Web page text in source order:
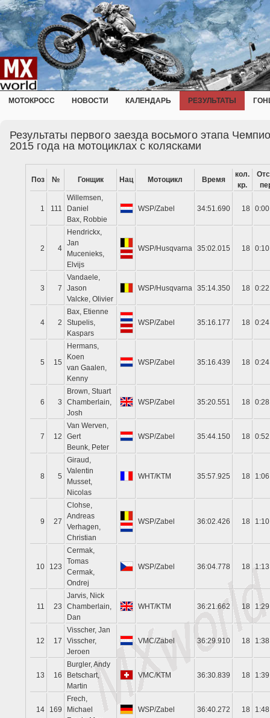
МОТОКРОСС НОВОСТИ КАЛЕНДАРЬ РЕЗУЛЬТАТЫ
Результаты первого заезда восьмого этапа
2015 года на мотоциклах с колясками
Поз № Гонщик Нац Мотоцикл Время
кол.
кр.
1 111
Willemsen,
Daniel
Bax, Robbie
WSP/Zabel 34:51.690 18
2 4
Hendrickx,
Jan
Mucenieks,
Elvijs
WSP/Husqvarna 35:02.015 18
3 7
Vandaele,
Jason
Valcke, Olivier
WSP/Husqvarna 35:14.350 18
4 2
Bax, Etienne
Stupelis,
Kaspars
WSP/Zabel 35:16.177 18
5 15
Hermans,
Koen
van Gaalen,
Kenny
WSP/Zabel 35:16.439 18
6 3
Brown, Stuart
Chamberlain,
Josh
WSP/Zabel 35:20.551 18
7 12
Van Werven,
Gert
Beunk, Peter
WSP/Zabel 35:44.150 18
8 5
Giraud,
Valentin
Musset,
Nicolas
WHT/KTM 35:57.925 18
9 27
Clohse,
Andreas
Verhagen,
Christian
WSP/Zabel 36:02.426 18
10 123
Cermak,
Tomas
Cermak,
Ondrej
WSP/Zabel 36:04.778 18
11 23
Jarvis, Nick
Chamberlain,
Dan
WHT/KTM 36:21.662 18
12 17
Visscher, Jan
Visscher,
Jeroen
VMC/Zabel 36:29.910 18
13 16
Burgler, Andy
Betschart,
Martin
VMC/KTM 36:30.839 18
14 169
Frech,
Michael
WSP/Zabel 36:40.272 18